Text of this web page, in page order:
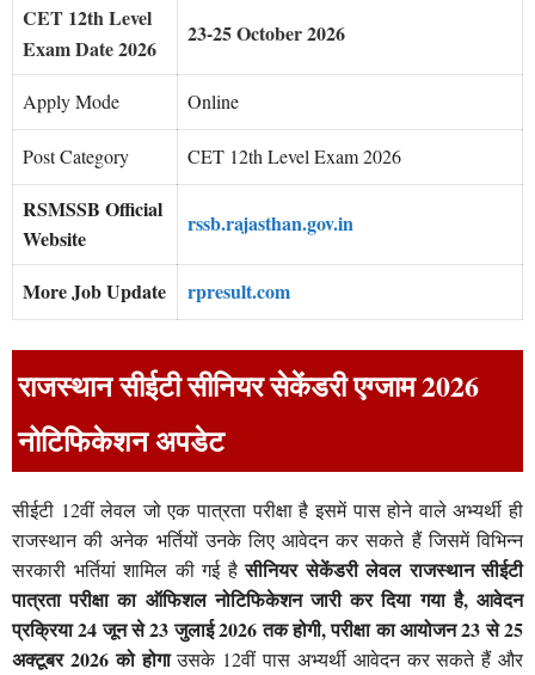
CET 12th Level
Exam Date 2026
23-25 October 2026
Apply Mode Online
Post Category CET 12th Level Exam 2026
RSMSSB Official
Website
rssb.rajasthan.gov.in
More Job Update rpresult.com
राजस्थान सीईटी सीनियर सेकेंडरी एग्जाम 2026
नोटिफिकेशन अपडेट
सीईटी 12वीं लेवल जो एक पात्रता परीक्षा है इसमें पास होने वाले अभ्यर्थी ही
राजस्थान की अनेक भर्तियों उनके लिए आवेदन कर सकते हैं जिसमें विभिन्न
सरकारी भर्तियां शामिल की गई हैसीनियर सेकेंडरी लेवल राजस्थान सीईटी
पात्रता परीक्षा का ऑफिशल नोटिफिकेशन जारी कर दिया गया है, आवेदन
प्रक्रिया 24 जून से 23 जुलाई 2026 तक होगी, परीक्षा का आयोजन 23 से 25
अक्टूबर 2026 को होगाउसके 12वीं पास अभ्यर्थी आवेदन कर सकते हैं और